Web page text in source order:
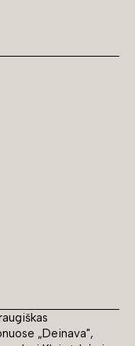
„Deinava",